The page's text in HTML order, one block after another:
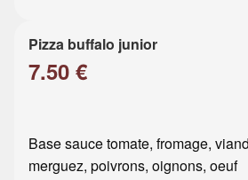
Pizza buffalo junior
7.50 €
Base sauce tomate, fromage,
merguez, poivrons, oignons, oeuf